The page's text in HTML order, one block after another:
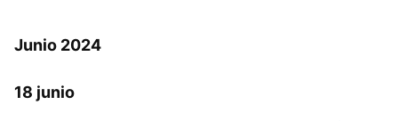
Junio 2024
18 junio